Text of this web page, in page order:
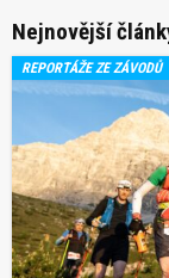
Nejnovější
REPORTÁŽE ZE ZÁVODŮ